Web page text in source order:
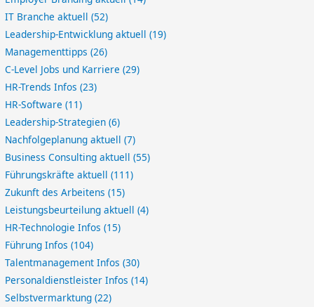
IT Branche aktuell(52)
Leadership-Entwicklung aktuell(19)
Managementtipps(26)
C-Level Jobs und Karriere(29)
HR-Trends Infos(23)
HR-Software(11)
Leadership-Strategien(6)
Nachfolgeplanung aktuell(7)
Business Consulting aktuell(55)
Führungskräfte aktuell(111)
Zukunft des Arbeitens(15)
Leistungsbeurteilung aktuell(4)
HR-Technologie Infos(15)
Führung Infos(104)
Talentmanagement Infos(30)
Personaldienstleister Infos(14)
Selbstvermarktung(22)